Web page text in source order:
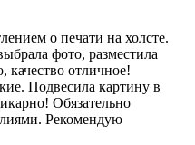
о печати на холсте.
фото, разместила
качество отличное!
Подвесила картину в
Обязательно
Рекомендую